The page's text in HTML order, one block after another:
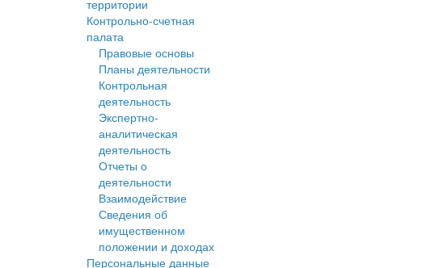
территории
Контрольно-счетная
палата
Правовые основы
Планы деятельности
Контрольная
деятельность
Экспертно-
аналитическая
деятельность
Отчеты о
деятельности
Взаимодействие
Сведения об
имущественном
положении и доходах
Персональные данные